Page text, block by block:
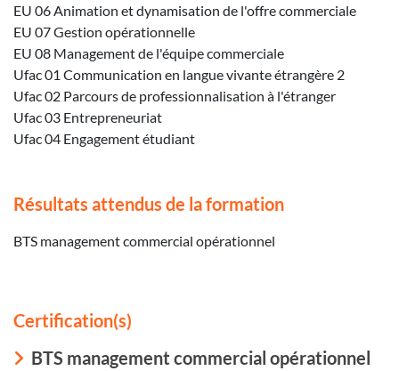
EU 06 Animation et dynamisation de l'offre commerciale
EU 07 Gestion opérationnelle
EU 08 Management de l'équipe commerciale
Ufac 01 Communication en langue vivante étrangère 2
Ufac 02 Parcours de professionnalisation à l'étranger
Ufac 03 Entrepreneuriat
Ufac 04 Engagement étudiant
Résultats attendus de la formation
BTS management commercial opérationnel
Certification(s)
BTS management commercial opérationnel